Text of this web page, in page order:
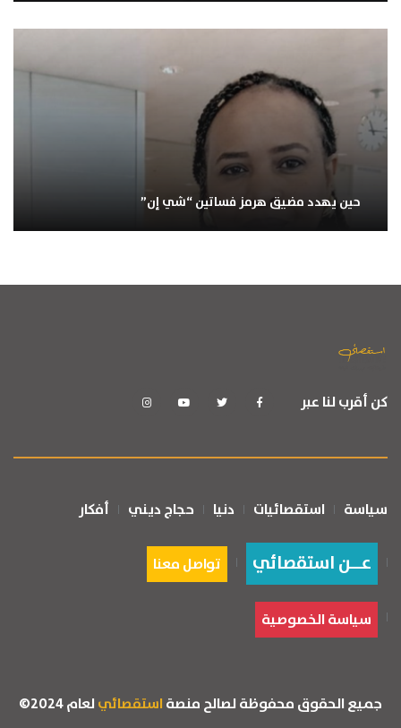
حين يهدد مضيق هرمز فساتين “شي إن”
كن أقرب لنا عبر
سياسة استقصائيات دنيا حجاج ديني أفكار
عــن استقصائي تواصل معنا
سياسة الخصوصية
جميع الحقوق محفوظة لصالح منصةاستقصائيلعام 2024©